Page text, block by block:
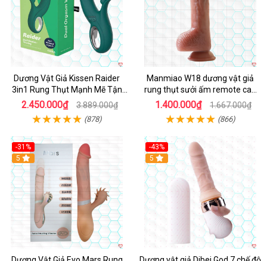
Dương Vật Giả Kissen Raider
3in1 Rung Thụt Mạnh Mẽ Tận
Hưởng
2.450.000₫ 3.889.000₫
(878)
Manmiao W18 dương vật giả
rung thụt sưởi ấm remote cao
cấp
1.400.000₫ 1.667.000₫
(866)
-31%
5
-43%
Hot
5